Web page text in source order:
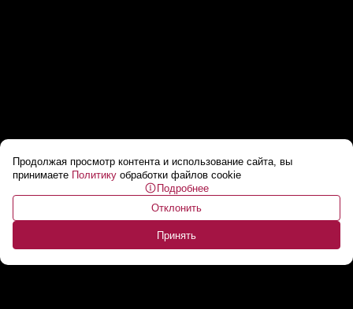
Продолжая просмотр контента и использование сайта, вы
принимаете Политику обработки файлов cookie
Подробнее
Отклонить
Принять
Секретная разработка СССР! // БМ-13
«Катюша»: зачем дорабатывали РСЗО?...